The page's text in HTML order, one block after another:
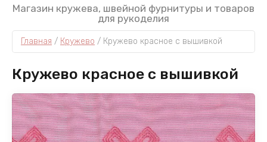
Турция
И ПРИНАДЛЕЖНОСТИ
и средства временной фиксации
ШНУРЫ, РЕЗИНКИ
атласныетесьма
тесьма Floranta
Магазин кружева, швейной фурнитуры и товаров
для рукоделия
Главная / Кружево / Кружево красное с вышивкой
Кружево красное с вышивкой